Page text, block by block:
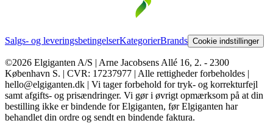
Salgs- og leveringsbetingelserKategorierBrands Cookie indstillinger
©2026 Elgiganten A/S | Arne Jacobsens Allé 16, 2. - 2300
København S. | CVR: 17237977 | Alle rettigheder forbeholdes |
hello@elgiganten.dk | Vi tager forbehold for tryk- og korrekturfejl
samt afgifts- og prisændringer. Vi gør i øvrigt opmærksom på at din
bestilling ikke er bindende for Elgiganten, før Elgiganten har
behandlet din ordre og sendt en bindende faktura.